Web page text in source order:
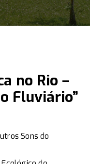
no Rio –
Fluviário”
Sons do